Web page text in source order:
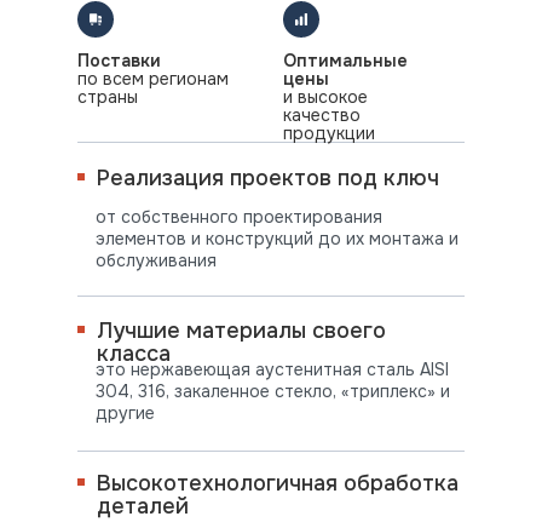
это нержавеющая аустенитная сталь AISI
304, 316, закаленное стекло, «триплекс» и
другие
от собственного проектирования
элементов и конструкций до их монтажа и
обслуживания
Лучшие материалы своего
класса
Высокотехнологичная обработка
деталей
Реализация проектов под ключ
Оптимальные
цены
и высокое
качество
продукции
Поставки
по всем регионам
страны